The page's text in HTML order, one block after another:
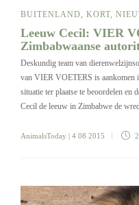
BUITENLAND KORT
Leeuw Cecil: VIER
Zimbabwaanse
Deskundig team van
van VIER VOETERS is aankomen
situatie ter plaatse te beoordelen en
Cecil de leeuw in Zimbabwe de
AnimalsToday | 4 08 2015